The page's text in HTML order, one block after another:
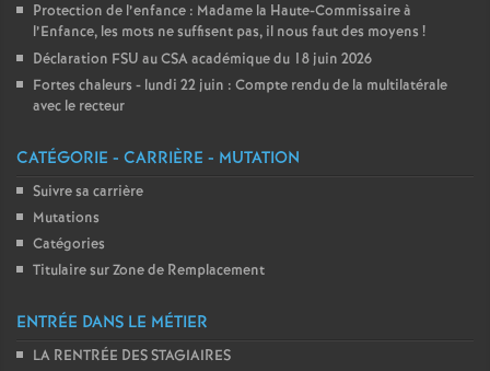
Protection de l’enfance : Madame la Haute-Commissaire à
l’Enfance, les mots ne suffisent pas, il nous faut des moyens !
Déclaration FSU au CSA académique du 18 juin 2026
Fortes chaleurs - lundi 22 juin : Compte rendu de la multilatérale
avec le recteur
CATÉGORIE - CARRIÈRE - MUTATION
Suivre sa carrière
Mutations
Catégories
Titulaire sur Zone de Remplacement
ENTRÉE DANS LE MÉTIER
LA RENTRÉE DES STAGIAIRES